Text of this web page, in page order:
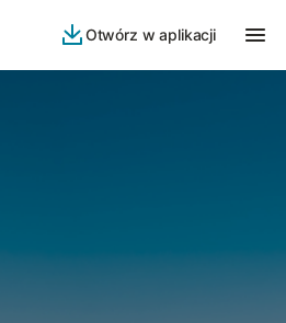
Otwórz w aplikacji